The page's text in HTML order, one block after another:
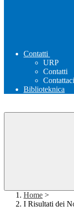
Contatti
URP
Contatti
Contattaci
Biblioteknica
Home >
I Risultati dei